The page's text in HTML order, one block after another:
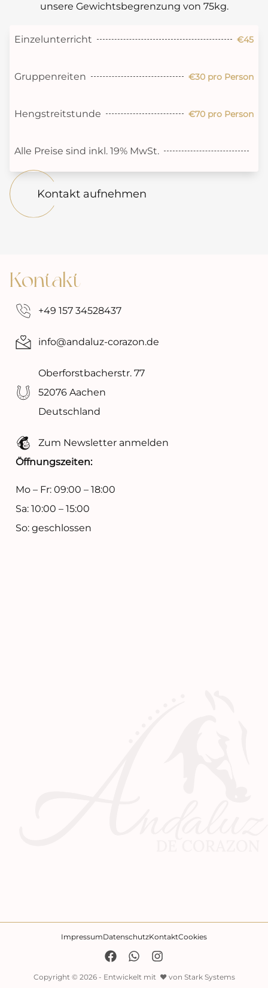
unsere Gewichtsbegrenzung von 75kg.
Einzelunterricht €45
Gruppenreiten €30 pro Person
Hengstreitstunde €70 pro Person
Alle Preise sind inkl. 19% MwSt.
Kontakt aufnehmen
Kontakt
‭+49 157 34528437‬
info@andaluz-corazon.de
Oberforstbacherstr. 77
52076 Aachen
Deutschland
Zum Newsletter anmelden
Öffnungszeiten:
Mo – Fr: 09:00 – 18:00
Sa: 10:00 – 15:00
So: geschlossen
ImpressumDatenschutzKontaktCookies
Copyright © 2026 - Entwickelt mit ♥️ von Stark Systems